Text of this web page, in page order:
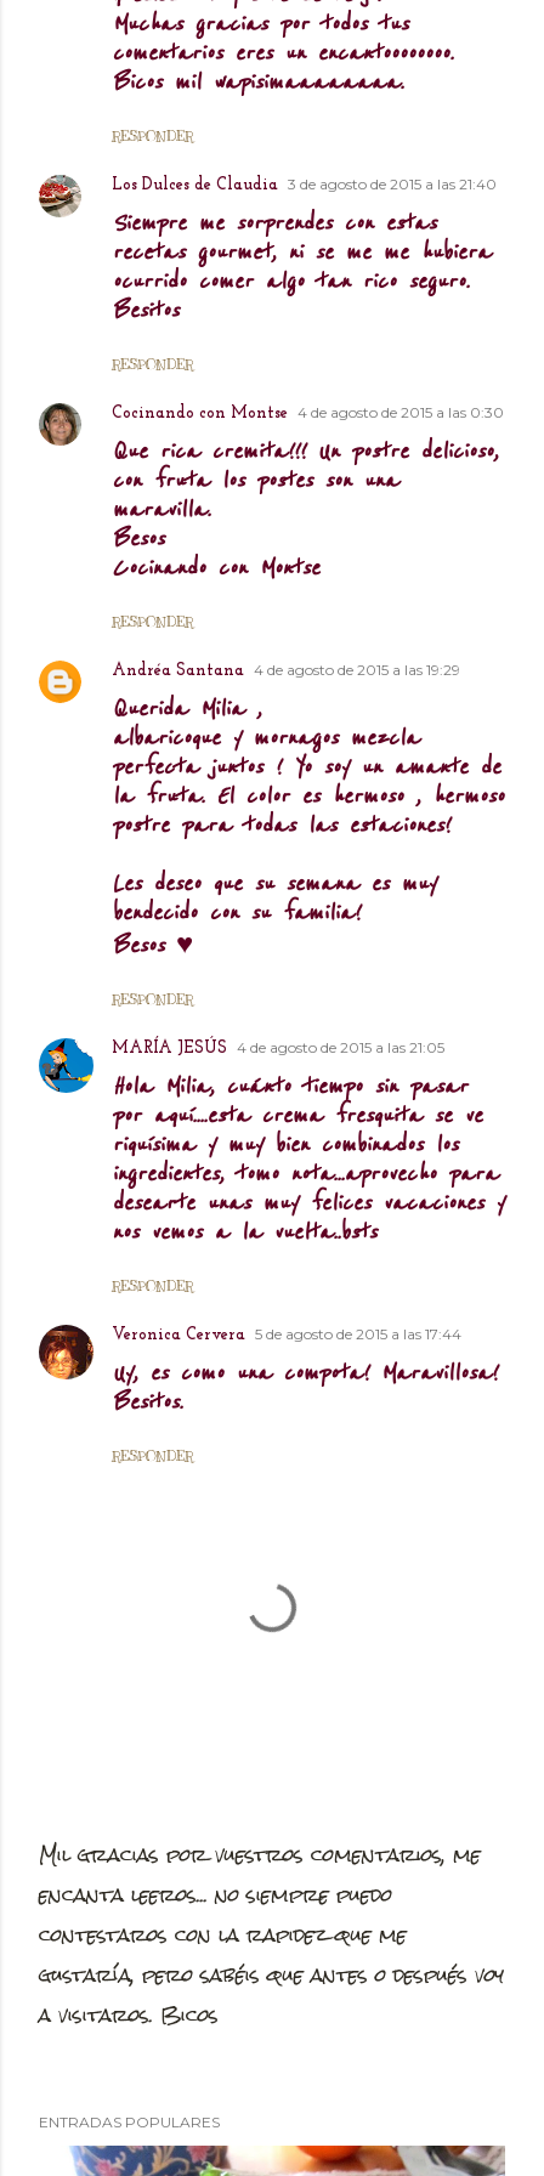
Muchas gracias por todos tus
comentarios eres un encantoooooooo.
Bicos mil wapisimaaaaaaaa.
RESPONDER
Los Dulces de Claudia 3 de agosto de 2015 a las 21:40
Siempre me sorprendes con estas
recetas gourmet, ni se me me hubiera
ocurrido comer algo tan rico seguro.
Besitos
RESPONDER
Cocinando con Montse 4 de agosto de 2015 a las 0:30
Que rica cremita!!! Un postre delicioso,
con fruta los postes son una
maravilla.
Besos
Cocinando con Montse
RESPONDER
Andréa Santana 4 de agosto de 2015 a las 19:29
Querida Milia ,
albaricoque y mornagos mezcla
perfecta juntos ! Yo soy un amante de
la fruta. El color es hermoso , hermoso
postre para todas las estaciones!
Les deseo que su semana es muy
bendecido con su familia!
Besos ♥
RESPONDER
MARÍA JESÚS 4 de agosto de 2015 a las 21:05
Hola Milia, cuánto tiempo sin pasar
por aquí....esta crema fresquita se ve
riquísima y muy bien combinados los
ingredientes, tomo nota...aprovecho para
desearte unas muy felices vacaciones y
nos vemos a la vuelta..bsts
RESPONDER
Veronica Cervera 5 de agosto de 2015 a las 17:44
Uy, es como una compota! Maravillosa!
Besitos.
RESPONDER
P
u
a
Mil gracias por vuestros comentarios, me
encanta leeros... no siempre puedo
contestaros con la rapidez que me
gustaría, pero sabéis que antes o después voy
a visitaros. Bicos
ENTRADAS POPULARES